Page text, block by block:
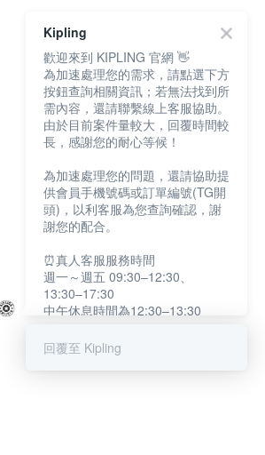
Kipling
歡迎來到 KIPLING 官網 👋
為加速處理您的需求，請點選下方
按鈕查詢相關資訊；若無法找到所
需內容，還請聯繫線上客服協助。
由於目前案件量較大，回覆時間較
長，感謝您的耐心等候！
為加速處理您的問題，還請協助提
供會員手機號碼或訂單編號(TG開
頭)，以利客服為您查詢確認，謝
謝您的配合。
⏰真人客服服務時間
週一～週五 09:30–12:30、
13:30–17:30
中午休息時間為12:30–13:30
提醒您：系統會自動已讀訊息，如
回覆至 Kipling